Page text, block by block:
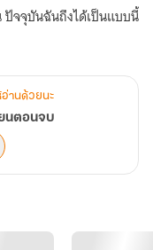
ปัจจุบันฉันถึงได้เป็นแบบนี้
อ่านด้วยนะ
นตอนจบ